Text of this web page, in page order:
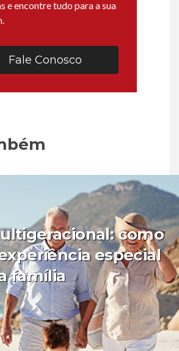
e encontre tudo para a sua
Fale Conosco
como
especial
família